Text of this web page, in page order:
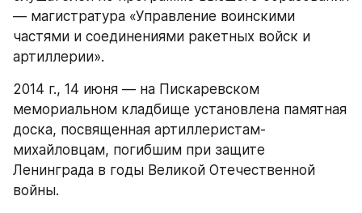
— магистратура «Управление воинскими
частями и соединениями ракетных войск и
артиллерии».
2014 г., 14 июня — на Пискаревском
мемориальном кладбище установлена памятная
доска, посвященная артиллеристам-
михайловцам, погибшим при защите
Ленинграда в годы Великой Отечественной
войны.